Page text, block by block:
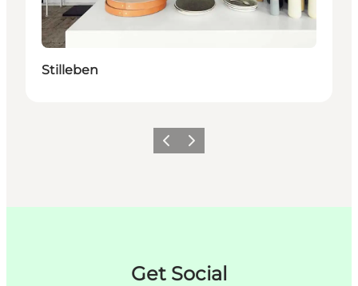
Stilleben
Previous
Next
Get Social